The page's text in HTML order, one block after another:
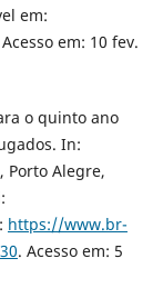
em:
em: 10 fev.
o quinto ano
In:
Porto Alegre,
https://www.br-
. Acesso em: 5